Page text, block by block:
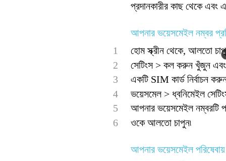
প্রদানকারীর কাছ থেকে এবং
আপনার ভয়েসমেইল নম্বর
1
হোম স্ক্রীন থেকে, আলতো
2
সেটিংস > কল করুন খুঁজুন
3
একটি SIM কার্ড নির্বাচন
4
ভয়েসমেল > ধ্বনিমেইল
5
আপনার ভয়েসমেইল নম্বরটি
6
ওকে আলতো চাপুন৷
আপনার ভয়েসমেইল